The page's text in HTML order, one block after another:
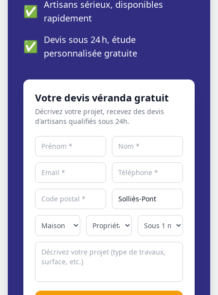
✅ Artisans sérieux, disponibles
rapidement
✅ Devis sous 24 h, étude
personnalisée gratuite
Votre devis véranda gratuit
Décrivez votre projet, recevez des devis
d'artisans qualifiés sous 24h.